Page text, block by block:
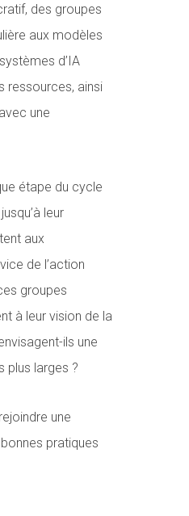
des groupes
aux modèles
d’IA
ressources, ainsi
une
étape du cycle
leur
aux
de l’action
groupes
à leur vision de la
ils une
plus larges ?
une
pratiques